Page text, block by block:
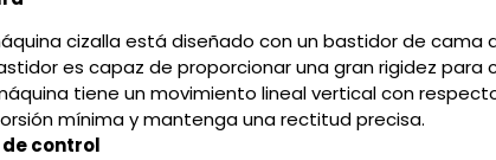
cizalla está diseñado con un bastidor de
es capaz de proporcionar una gran rigidez
tiene un movimiento lineal vertical con
mínima y mantenga una rectitud precisa.
control